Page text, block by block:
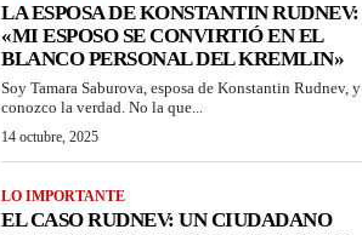
LA ESPOSA DE KONSTANTIN RUDNEV:
«MI ESPOSO SE CONVIRTIÓ EN EL
BLANCO PERSONAL DEL KREMLIN»
Soy Tamara Saburova, esposa de Konstantin Rudnev, y
conozco la verdad. No la que...
14 octubre, 2025
LO IMPORTANTE
EL CASO RUDNEV: UN CIUDADANO